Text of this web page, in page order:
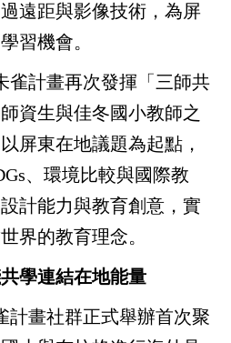
遠距與影像技術，為屏
習機會。
雀計畫再次發揮「三師共
資生與佳冬國小教師之
屏東在地議題為起點，
、環境比較與國際教
計能力與教育創意，實
界的教育理念。
學連結在地能量
計畫社群正式舉辦首次聚